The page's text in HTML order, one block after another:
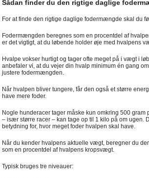
Sådan finder du den rigtige daglige
For at finde den rigtige daglige fodermængde skal du
Fodermængden beregnes som en procentdel af
er det vigtigt, at du løbende holder øje med hvalpens
Hvalpe vokser hurtigt og tager ofte meget på i vægt i
anbefaler vi, at du vejer din hvalp minimum én gang
justere fodermængden.
Når hvalpen bliver tungere, får den også et større
have mere foder.
Nogle hunderacer tager måske kun omkring 500 gram
– især større racer – kan tage op til 1 kilo på om ugen.
betydning for, hvor meget foder hvalpen skal have.
Når du kender hvalpens aktuelle vægt, beregner du
som en procentdel af hvalpens kropsvægt.
Typisk bruges tre niveauer: